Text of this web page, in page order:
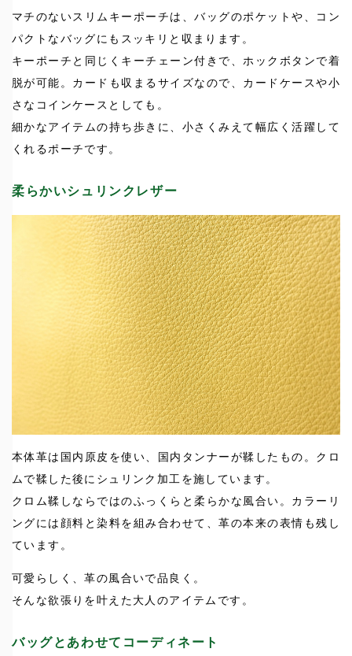
マチのないスリムキーポーチは、バッグのポケットや、コン
パクトなバッグにもスッキリと収まります。
キーポーチと同じくキーチェーン付きで、ホックボタンで着
脱が可能。カードも収まるサイズなので、カードケースや小
さなコインケースとしても。
細かなアイテムの持ち歩きに、小さくみえて幅広く活躍して
くれるポーチです。
柔らかいシュリンクレザー
本体革は国内原皮を使い、国内タンナーが鞣したもの。クロ
ムで鞣した後にシュリンク加工を施しています。
クロム鞣しならではのふっくらと柔らかな風合い。カラーリ
ングには顔料と染料を組み合わせて、革の本来の表情も残し
ています。
可愛らしく、革の風合いで品良く。
そんな欲張りを叶えた大人のアイテムです。
バッグとあわせてコーディネート